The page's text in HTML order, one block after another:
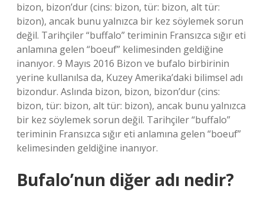
bizon, bizon’dur (cins: bizon, tür: bizon, alt tür:
bizon), ancak bunu yalnızca bir kez söylemek sorun
değil. Tarihçiler “buffalo” teriminin Fransızca sığır eti
anlamına gelen “boeuf” kelimesinden geldiğine
inanıyor. 9 Mayıs 2016 Bizon ve bufalo birbirinin
yerine kullanılsa da, Kuzey Amerika’daki bilimsel adı
bizondur. Aslında bizon, bizon, bizon’dur (cins:
bizon, tür: bizon, alt tür: bizon), ancak bunu yalnızca
bir kez söylemek sorun değil. Tarihçiler “buffalo”
teriminin Fransızca sığır eti anlamına gelen “boeuf”
kelimesinden geldiğine inanıyor.
Bufalo’nun diğer adı nedir?